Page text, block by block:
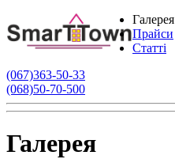
Галерея
Прайси
Статті
(067)363-50-33
(068)50-70-500
Галерея